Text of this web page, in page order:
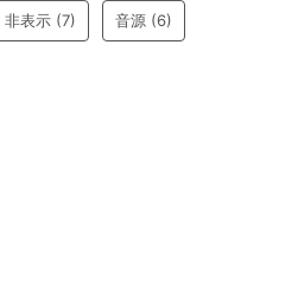
非表示 (7) 音源 (6)